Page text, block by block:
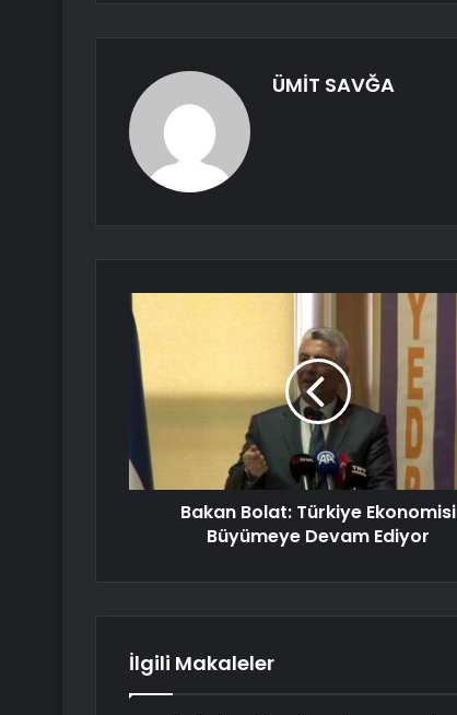
ÜMİT SAVĞA
Bakan Bolat: Türkiye Ekonomisi
Büyümeye Devam Ediyor
İlgili Makaleler